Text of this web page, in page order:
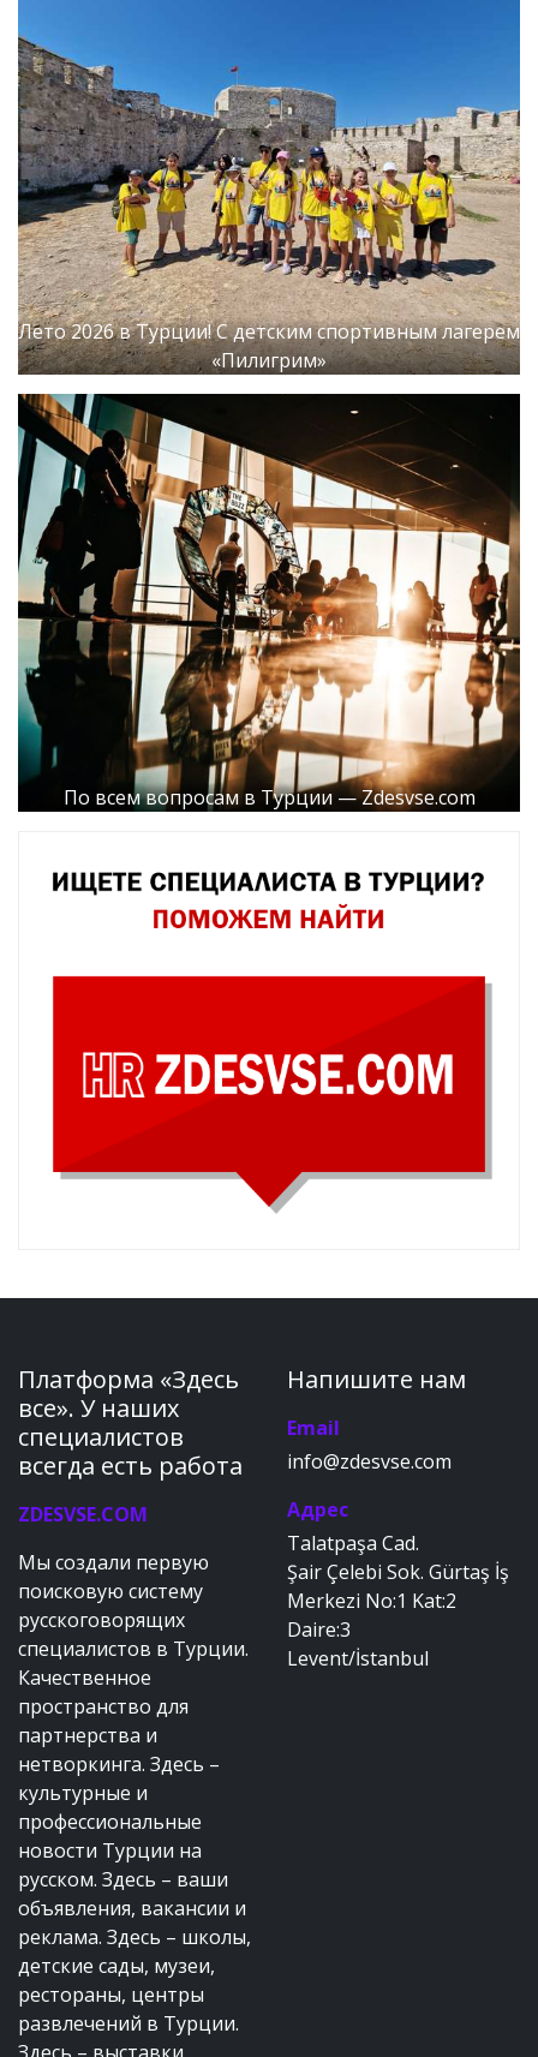
Лето 2026 в Турции! С детским спортивным лагерем
«Пилигрим»
По всем вопросам в Турции — Zdesvse.com
Платформа «Здесь
все». У наших
специалистов
всегда есть работа
ZDESVSE.COM
Мы создали первую
поисковую систему
русскоговорящих
специалистов в Турции.
Качественное
пространство для
партнерства и
нетворкинга. Здесь –
культурные и
профессиональные
новости Турции на
русском. Здесь – ваши
объявления, вакансии и
реклама. Здесь – школы,
детские сады, музеи,
рестораны, центры
развлечений в Турции.
Напишите нам
Email
info@zdesvse.com
Адрес
Talatpaşa Cad.
Şair Çelebi Sok. Gürtaş İş
Merkezi No:1 Kat:2
Daire:3
Levent/İstanbul